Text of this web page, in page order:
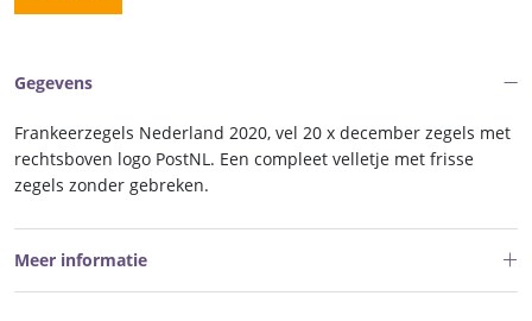
Gegevens
Frankeerzegels Nederland 2020, vel 20 x december zegels met
rechtsboven logo PostNL. Een compleet velletje met frisse
zegels zonder gebreken.
Meer informatie